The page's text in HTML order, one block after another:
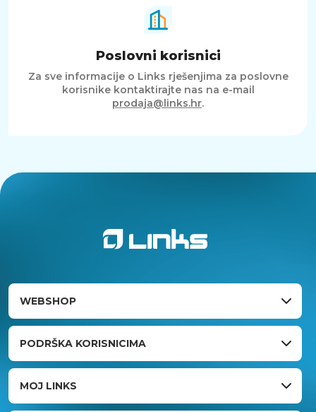
Poslovni korisnici
Za sve informacije o Links rješenjima za poslovne
korisnike kontaktirajte nas na e-mail
prodaja@links.hr.
WEBSHOP
PODRŠKA KORISNICIMA
MOJ LINKS